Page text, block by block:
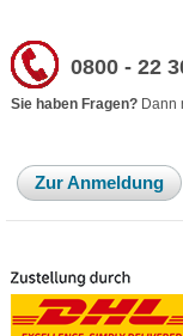
0800 - 22
Sie haben Fragen? Dann
Zur Anmeldung